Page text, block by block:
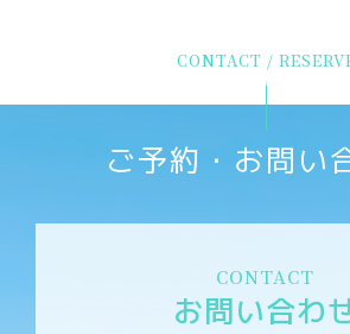
CONTACT /
ご予約・お問い
CONTACT
お問い合わ